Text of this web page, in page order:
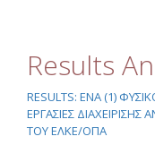
Call for Tenders
Results
RESULTS: ΕΝΑ (1)
ΕΡΓΑΣΙΕΣ
ΤΟΥ ΕΛΚΕ/ΟΠΑ